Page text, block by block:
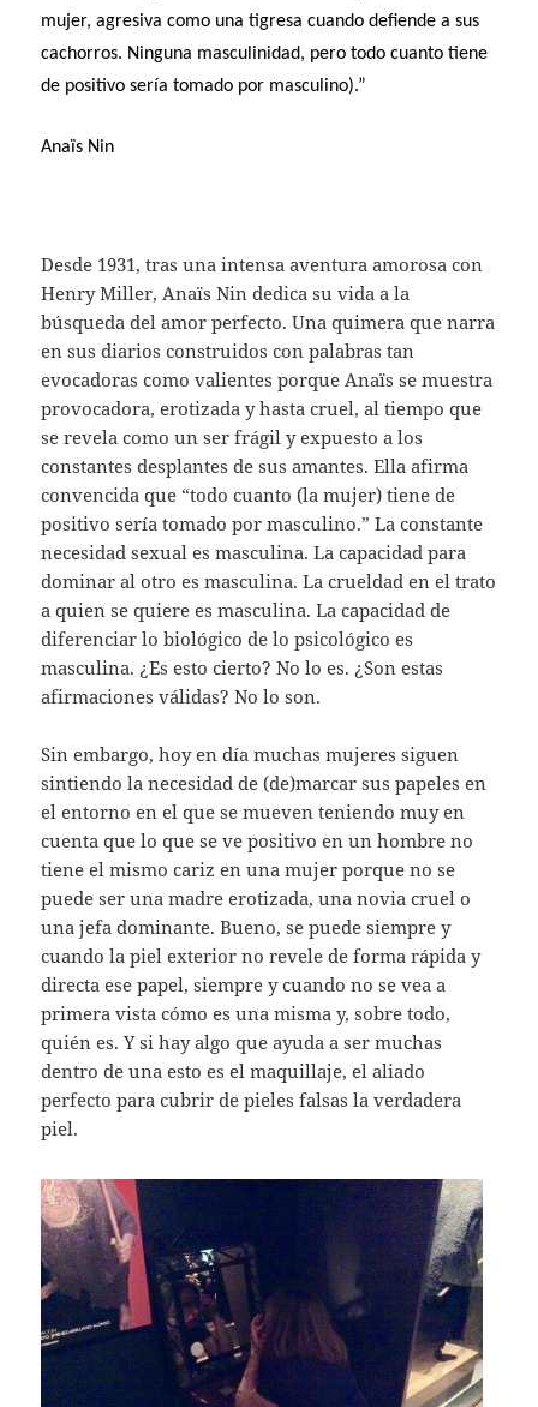
mujer, agresiva como una tigresa cuando defiende a sus
cachorros. Ninguna masculinidad, pero todo cuanto tiene
de positivo sería tomado por masculino).”
Anaïs Nin
Desde 1931, tras una intensa aventura amorosa con
Henry Miller, Anaïs Nin dedica su vida a la
búsqueda del amor perfecto. Una quimera que narra
en sus diarios construidos con palabras tan
evocadoras como valientes porque Anaïs se muestra
provocadora, erotizada y hasta cruel, al tiempo que
se revela como un ser frágil y expuesto a los
constantes desplantes de sus amantes. Ella afirma
convencida que “todo cuanto (la mujer) tiene de
positivo sería tomado por masculino.” La constante
necesidad sexual es masculina. La capacidad para
dominar al otro es masculina. La crueldad en el trato
a quien se quiere es masculina. La capacidad de
diferenciar lo biológico de lo psicológico es
masculina. ¿Es esto cierto? No lo es. ¿Son estas
afirmaciones válidas? No lo son.
Sin embargo, hoy en día muchas mujeres siguen
sintiendo la necesidad de (de)marcar sus papeles en
el entorno en el que se mueven teniendo muy en
cuenta que lo que se ve positivo en un hombre no
tiene el mismo cariz en una mujer porque no se
puede ser una madre erotizada, una novia cruel o
una jefa dominante. Bueno, se puede siempre y
cuando la piel exterior no revele de forma rápida y
directa ese papel, siempre y cuando no se vea a
primera vista cómo es una misma y, sobre todo,
quién es. Y si hay algo que ayuda a ser muchas
dentro de una esto es el maquillaje, el aliado
perfecto para cubrir de pieles falsas la verdadera
piel.